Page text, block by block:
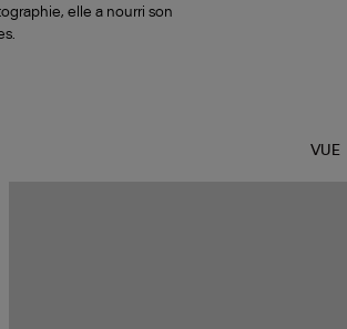
elle a nourri son
VUE